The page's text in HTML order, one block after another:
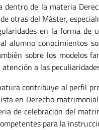
dentro de la materia
otras del Máster,
en la forma de
alumno conocimientos
sobre los modelos
atención a las
contribuye al perfil
en Derecho
de celebración del
para la